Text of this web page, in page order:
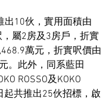
出10伙，實用面積由
屬2房及3房戶，折實
萬元，折實呎價由
。此外，同系藍田
ROSSO及KOKO
起共推出25伙招標，啟